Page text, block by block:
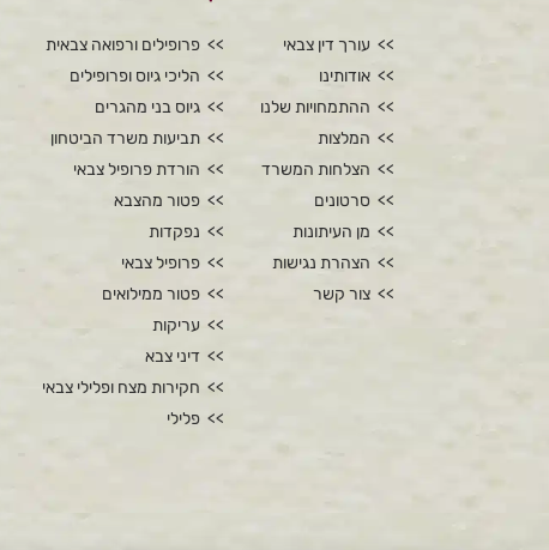
עורך דין צבאי
אודותינו
ההתמחויות שלנו
המלצות
הצלחות המשרד
סרטונים
מן העיתונות
הצהרת נגישות
צור קשר
פרופילים ורפואה צבאית
הליכי גיוס ופרופילים
גיוס בני מהגרים
תביעות משרד הביטחון
הורדת פרופיל צבאי
פטור מהצבא
נפקדות
פרופיל צבאי
פטור ממילואים
עריקות
דיני צבא
חקירות מצח ופלילי צבאי
פלילי